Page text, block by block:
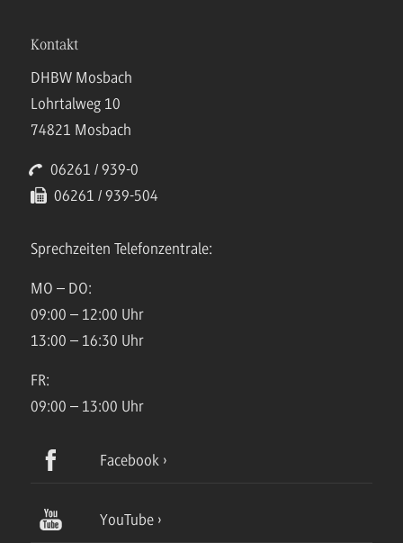
Kontakt
DHBW Mosbach
Lohrtalweg 10
74821 Mosbach
06261 / 939-0
06261 / 939-504
Sprechzeiten Telefonzentrale:
MO – DO:
09:00 – 12:00 Uhr
13:00 – 16:30 Uhr
FR:
09:00 – 13:00 Uhr
Facebook
YouTube